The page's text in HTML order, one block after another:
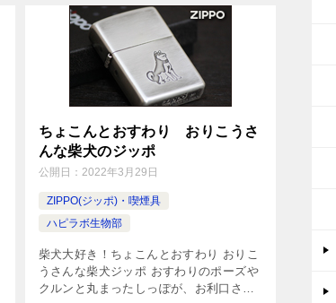
レーヌのジッポと、アートスタ […]
ちょこんとおすわり おりこうさ
んな柴犬のジッポ
公開日： 2022年3月29日
ZIPPO(ジッポ)・喫煙具
ハピラボ生物部
柴犬大好き！ちょこんとおすわり おりこ
うさんな柴犬ジッポ おすわりのポーズや
クルンと丸まったしっぽが、お利口さん